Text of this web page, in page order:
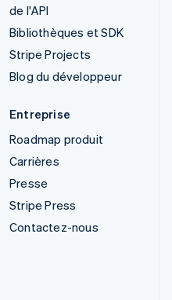
de l'API
Bibliothèques et SDK
Stripe Projects
Blog du développeur
Entreprise
Roadmap produit
Carrières
Presse
Stripe Press
Contactez-nous